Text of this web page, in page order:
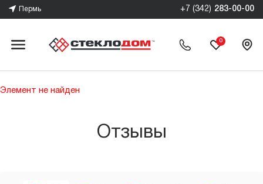
Пермь +7 (342) 283-00-00
0
Элемент не найден
Отзывы